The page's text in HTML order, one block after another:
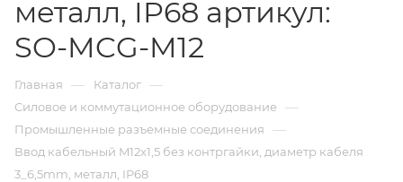
металл, IP68 артикул:
SO-MCG-M12
Главная — Каталог —
Силовое и коммутационное оборудование —
Промышленные разъемные соединения —
Ввод кабельный M12x1,5 без контргайки, диаметр кабеля
3_6,5mm, металл, IP68